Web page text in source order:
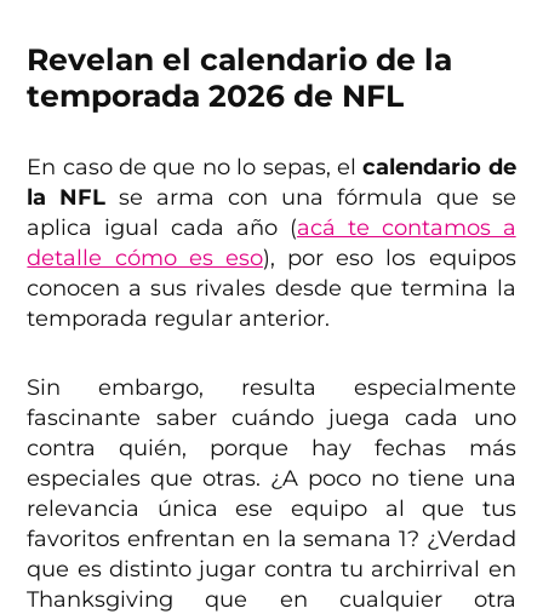
Revelan el calendario de la
temporada 2026 de NFL
En caso de que no lo sepas, elcalendario de
la NFL se arma con una fórmula que se
aplica igual cada año (acá te contamos a
detalle cómo es eso), por eso los equipos
conocen a sus rivales desde que termina la
temporada regular anterior.
Sin embargo, resulta especialmente
fascinante saber cuándo juega cada uno
contra quién, porque hay fechas más
especiales que otras. ¿A poco no tiene una
relevancia única ese equipo al que tus
favoritos enfrentan en la semana 1? ¿Verdad
que es distinto jugar contra tu archirrival en
Thanksgiving que en cualquier otra